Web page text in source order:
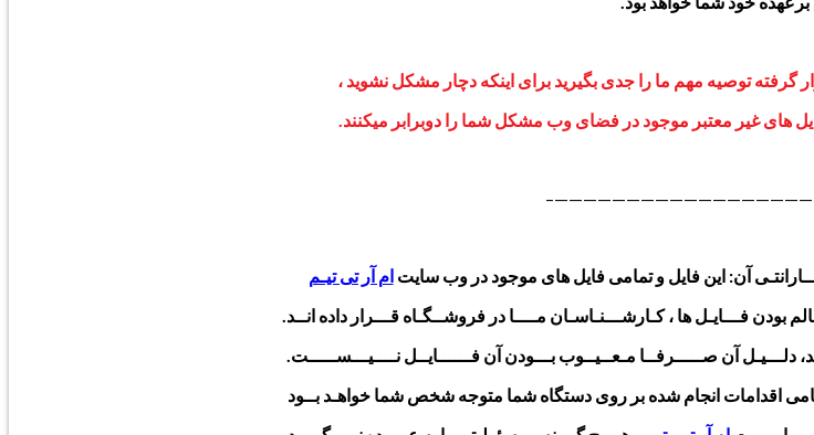
توصیه مهم ما را جدی بگیرید برای اینکه دچار مشکل نشوید ،
های غیر معتبر موجود در فضای وب مشکل شما را دوبرابر میکنند.
آن: این فایل و تمامی فایل های موجود در وب سایتام آر تی تیـم
فـــایـل ها ، کـارشـــنـاسـان مــــا در فروشــگـاه قـــرار داده انــد.
آن صـــــرفــا مـعــیــوب بـــودن آن فــــــایــل نــــیـــســـــت.
اقدامات انجام شده بر روی دستگاه شما متوجه شخص شما خواهـد بــود